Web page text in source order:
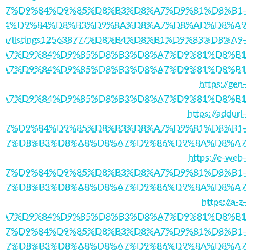
listings12563877/%D8%B4%D8%B1%D9%83%D8%A9-
https://gen-
https://addurl-
https://e-web-
https://a-z-